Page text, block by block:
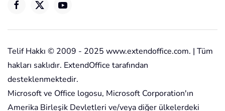
Telif Hakkı © 2009 - 2025 www.extendoffice.com. | Tüm
hakları saklıdır. ExtendOffice tarafından
desteklenmektedir.
Microsoft ve Office logosu, Microsoft Corporation'ın
Amerika Birleşik Devletleri ve/veya diğer ülkelerdeki